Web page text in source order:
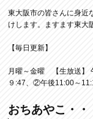
東大阪市の皆さんに身近
けします。ますます東大
【毎日更新】
月曜～金曜 【生放送】
９:47、②午後11:00～
おちあやこ・・